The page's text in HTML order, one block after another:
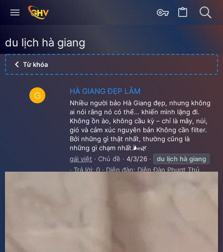
du lịch hà giang
Từ khóa
G HÀ GIANG ĐẸP LẮM
Nhiều người bảo Hà Giang đẹp, nhưng không
ai nói rằng nó có thể… khiến mình lặng đi.
Không ồn ào, không cầu kỳ – chỉ là mây, núi,
gió và cảm xúc nguyên bản Không cần filter.
Bởi những gì thật nhất, thường cũng là
những gì chạm nhất.🌬️🌿
gái việt
Chủ đề 4/3/26 du lịch hà giang
Trả lời: 0
Diễn đàn: Diễn Đàn Phượt Thủ